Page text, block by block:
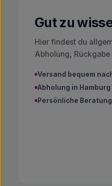
Gut zu
Hier findest du
Abholung,
Versand bequem
Abholung in
Persönliche